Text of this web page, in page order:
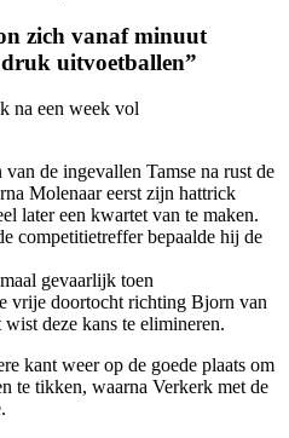
zich vanaf minuut
druk uitvoetballen”
na een week vol
de ingevallen Tamse na rust de
Molenaar eerst zijn hattrick
later een kwartet van te maken.
competitietreffer bepaalde hij de
gevaarlijk toen
vrije doortocht richting Bjorn van
deze kans te elimineren.
kant weer op de goede plaats om
te tikken, waarna Verkerk met de